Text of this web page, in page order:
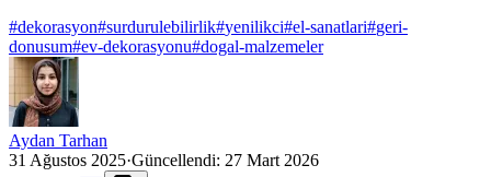
#dekorasyon#surdurulebilirlik#yenilikci#el-sanatlari#geri-
donusum#ev-dekorasyonu#dogal-malzemeler
Aydan Tarhan
31 Ağustos 2025·Güncellendi: 27 Mart 2026